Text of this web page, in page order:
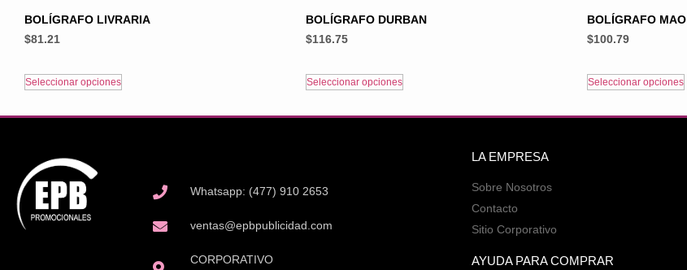
BOLÍGRAFO LIVRARIA
$81.21
Seleccionar opciones
BOLÍGRAFO DURBAN
$116.75
Seleccionar opciones
BOLÍGRAFO MAO
$100.79
Seleccionar opciones
Whatsapp: (477) 910 2653
ventas@epbpublicidad.com
CORPORATIVO
LA EMPRESA
Sobre Nosotros
Contacto
Sitio Corporativo
AYUDA PARA COMPRAR